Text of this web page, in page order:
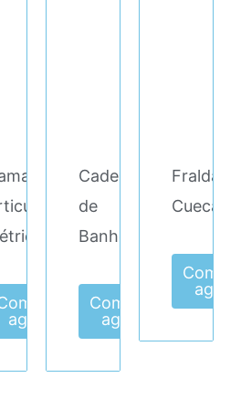
agora
Cadeira
de
Banho
Comprar
agora
Fralda
Cueca
agora